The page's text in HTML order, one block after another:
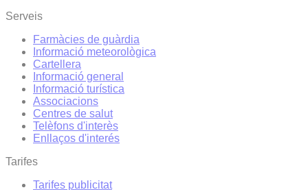
Serveis
Farmàcies de guàrdia
Informació meteorològica
Cartellera
Informació general
Informació turística
Associacions
Centres de salut
Telèfons d'interès
Enllaços d'interés
Tarifes
Tarifes publicitat